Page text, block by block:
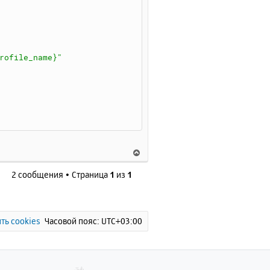
е
т
с
2 сообщения • Страница 1 из 1
Часовой пояс: UTC+03:00
cookies